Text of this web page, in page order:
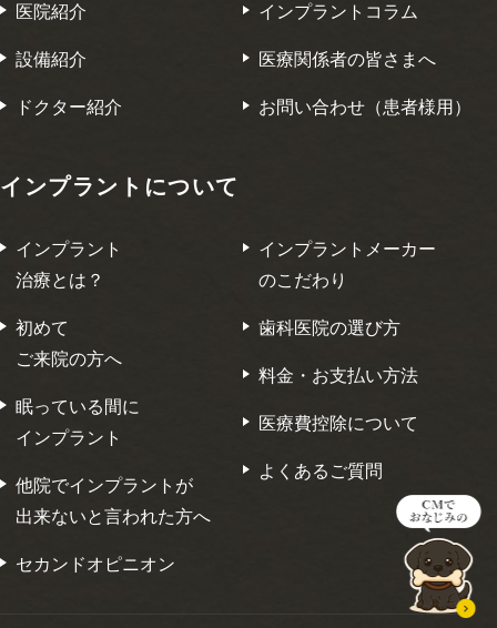
医院紹介
設備紹介
ドクター紹介
インプラントコラム
医療関係者の皆さまへ
お問い合わせ（患者様用）
インプラントについて
インプラント
治療とは？
初めて
ご来院の方へ
眠っている間に
インプラント
他院でインプラントが
出来ないと言われた方へ
セカンドオピニオン
インプラントメーカー
のこだわり
歯科医院の選び方
料金・お支払い方法
医療費控除について
よくあるご質問